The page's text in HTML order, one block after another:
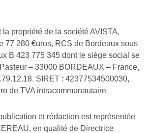
la propriété de la société AVISTA,
77 280 €uros, RCS de Bordeaux sous
B 423 775 345 dont le siège social se
– 33000 BORDEAUX – France,
SIRET : 42377534500030,
de TVA intracommunautaire
et rédaction est représentée
en qualité de Directrice